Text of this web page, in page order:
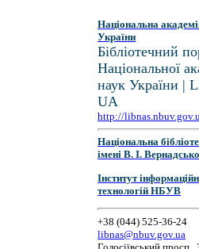
Національна
України
Бібліотечний
Національної
наук України |
UA
http://
Національна
імені В. І.
Інститут
технологій НБУВ
+38 (044) 525-36-24
libnas@nbuv.gov.ua